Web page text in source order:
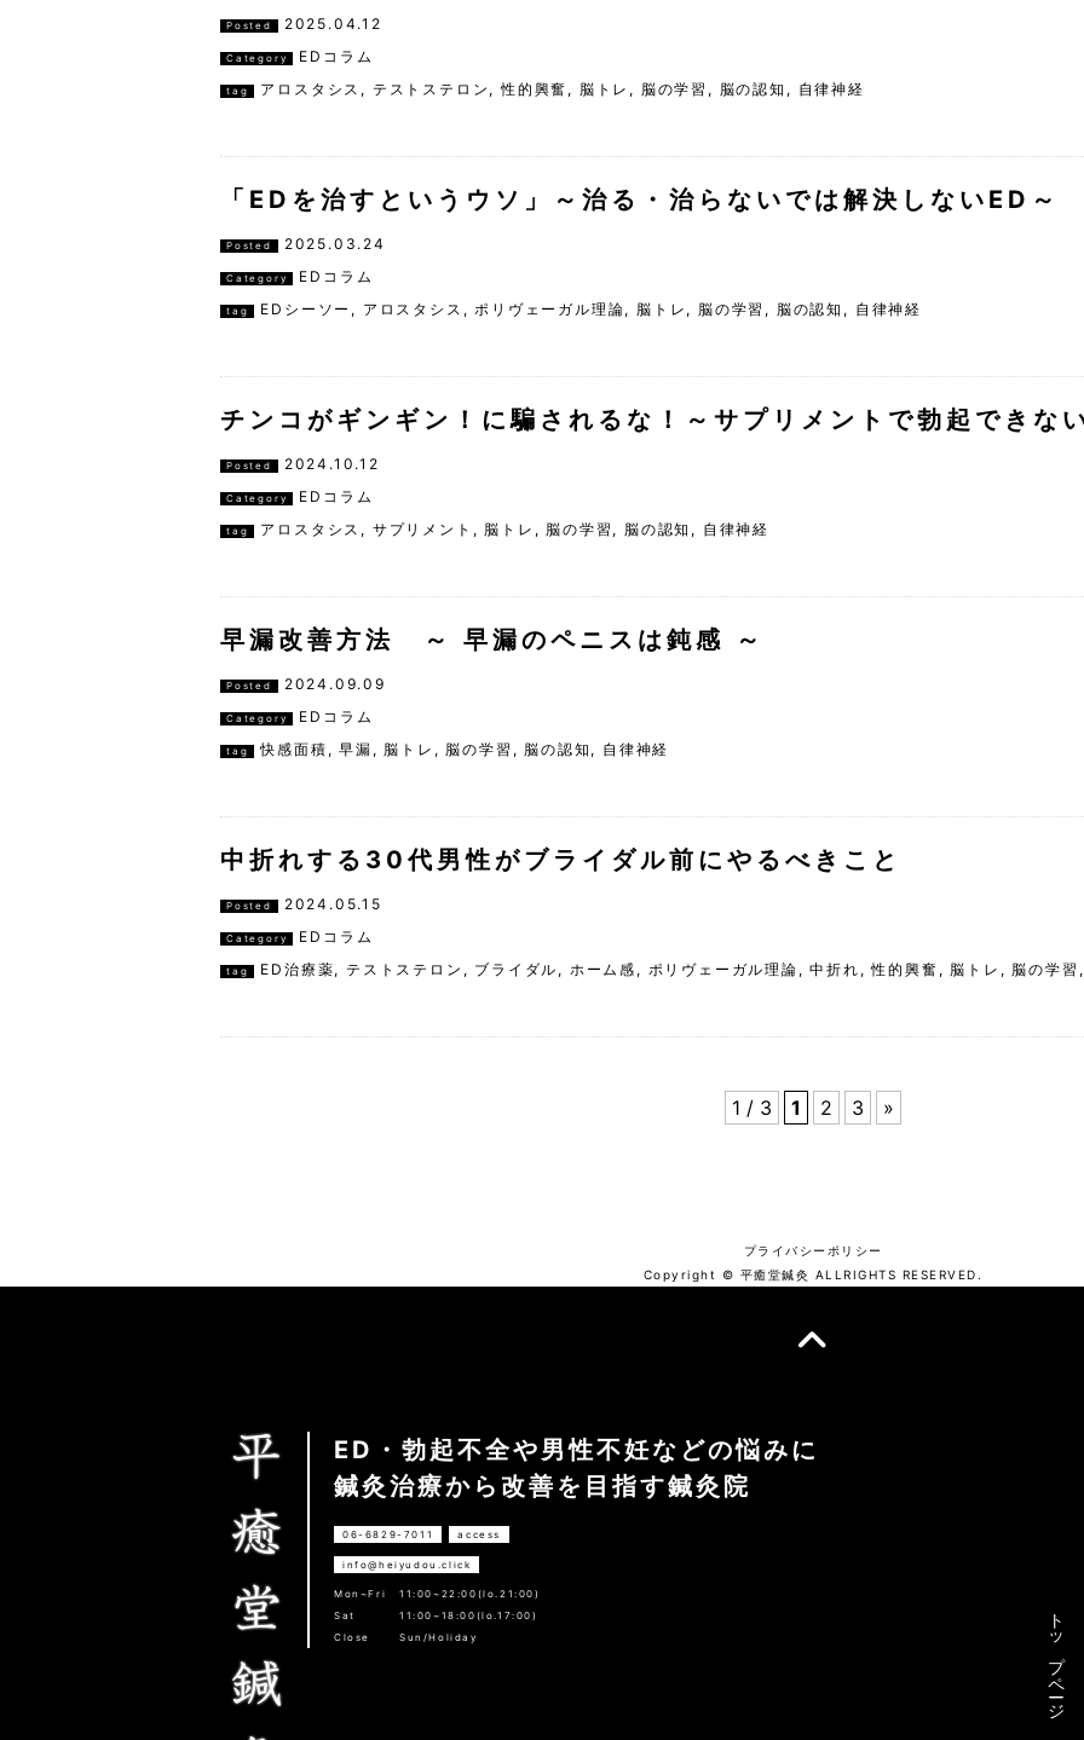
Posted 2025.04.12
Category EDコラム
tag アロスタシス , テストステロン ,性的興奮 , 脳トレ , 脳の学習 , 脳の認知 , 自律神経
「EDを治すというウソ」～治る・治らないでは解決しないED～
Posted 2025.03.24
Category EDコラム
tag EDシーソー , アロスタシス ,ポリヴェーガル理論, 脳トレ , 脳の学習 , 脳の認知 , 自律神経
チンコがギンギン！に騙されるな！～サプリメントで勃起できな
Posted 2024.10.12
Category EDコラム
tag アロスタシス , サプリメント , 脳トレ , 脳の学習 , 脳の認知 , 自律神経
早漏改善方法 ～ 早漏のペニスは鈍感 ～
Posted 2024.09.09
Category EDコラム
tag 快感面積 ,早漏 , 脳トレ , 脳の学習 , 脳の認知 , 自律神経
中折れする30代男性がブライダル前にやるべきこと
Posted 2024.05.15
Category EDコラム
tag ED治療薬,テストステロン , ブライダル , ホーム感 , ポリヴェーガル理論 ,中折れ ,性的興奮 , 脳トレ , 脳の学習
1 / 3 1 2 3 »
プライバシーポリシー
Copyright © 平癒堂鍼灸 ALLRIGHTS RESERVED.
ED・勃起不全や男性不妊などの悩みに
鍼灸治療から改善を目指す鍼灸院
06-6829-7011 access
info@heiyudou.click
Mon~Fri
11:00~22:00(lo.21:00)
Sat
11:00~18:00(lo.17:00)
Close
Sun/Holiday トップページ